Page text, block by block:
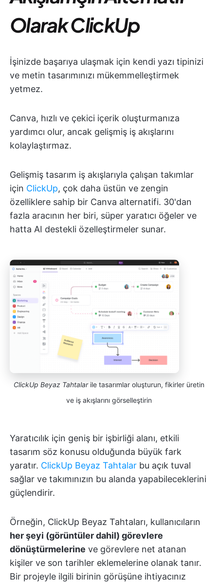
Olarak ClickUp
İşinizde başarıya ulaşmak için kendi yazı tipinizi
ve metin tasarımınızı mükemmelleştirmek
yetmez.
Canva, hızlı ve çekici içerik oluşturmanıza
yardımcı olur, ancak gelişmiş iş akışlarını
kolaylaştırmaz.
Gelişmiş tasarım iş akışlarıyla çalışan takımlar
için ClickUp, çok daha üstün ve zengin
özelliklere sahip bir Canva alternatifi. 30'dan
fazla aracının her biri, süper yaratıcı öğeler ve
hatta AI destekli özelleştirmeler sunar.
ClickUp Beyaz Tahtalarile tasarımlar oluşturun, fikirler üretin
ve iş akışlarını görselleştirin
Yaratıcılık için geniş bir işbirliği alanı, etkili
tasarım söz konusu olduğunda büyük fark
yaratır. ClickUp Beyaz Tahtalar bu açık tuval
sağlar ve takımınızın bu alanda yapabileceklerini
güçlendirir.
Örneğin, ClickUp Beyaz Tahtaları, kullanıcıların
her şeyi (görüntüler dahil) görevlere
dönüştürmelerine ve görevlere net atanan
kişiler ve son tarihler eklemelerine olanak tanır.
Bir projeyle ilgili birinin görüşüne ihtiyacınız